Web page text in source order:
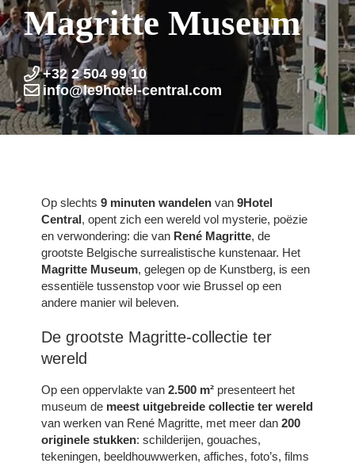
Magritte Museum
+32 2 504 99 10
info@le9hotel-central.com
Op slechts9 minuten wandelen van9Hotel
Central, opent zich een wereld vol mysterie, poëzie
en verwondering: die van René Magritte, de
grootste Belgische surrealistische kunstenaar. Het
Magritte Museum, gelegen op de Kunstberg, is een
essentiële tussenstop voor wie Brussel op een
andere manier wil beleven.
De grootste Magritte-collectie ter
wereld
Op een oppervlakte van2.500 m² presenteert het
museum de meest uitgebreide collectie ter wereld
van werken van René Magritte, met meer dan200
originele stukken: schilderijen, gouaches,
tekeningen, beeldhouwwerken, affiches, foto’s, films